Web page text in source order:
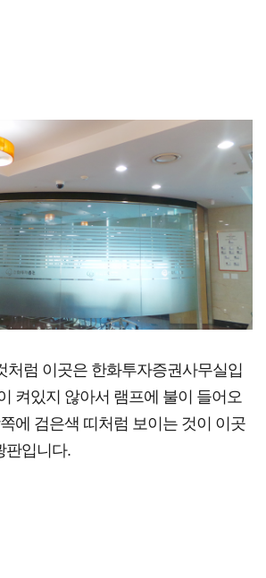
처럼 이곳은 한화투자증권사무실입
켜있지 않아서 램프에 불이 들어오
에 검은색 띠처럼 보이는 것이 이곳
판입니다.